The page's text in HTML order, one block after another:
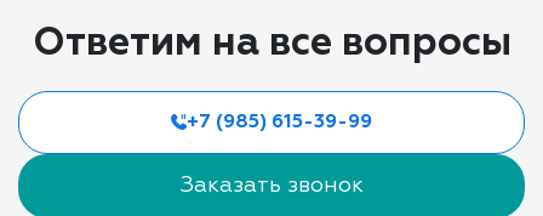
Ответим на все вопросы
+7 (985) 615-39-99
Заказать звонок